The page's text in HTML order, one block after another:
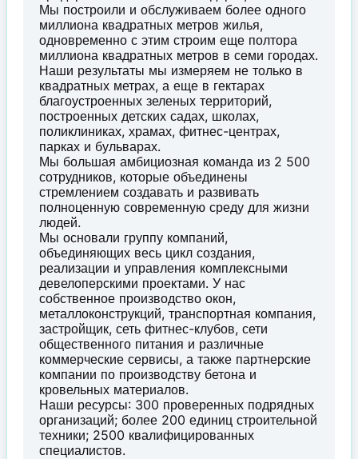
Мы построили и обслуживаем более одного
миллиона квадратных метров жилья,
одновременно с этим строим еще полтора
миллиона квадратных метров в семи городах.
Наши результаты мы измеряем не только в
квадратных метрах, а еще в гектарах
благоустроенных зеленых территорий,
построенных детских садах, школах,
поликлиниках, храмах, фитнес-центрах,
парках и бульварах.
Мы большая амбициозная команда из 2 500
сотрудников, которые объединены
стремлением создавать и развивать
полноценную современную среду для жизни
людей.
Мы основали группу компаний,
объединяющих весь цикл создания,
реализации и управления комплексными
девелоперскими проектами. У нас
собственное производство окон,
металлоконструкций, транспортная компания,
застройщик, сеть фитнес-клубов, сети
общественного питания и различные
коммерческие сервисы, а также партнерские
компании по производству бетона и
кровельных материалов.
Наши ресурсы: 300 проверенных подрядных
организаций; более 200 единиц строительной
техники; 2500 квалифицированных
специалистов.